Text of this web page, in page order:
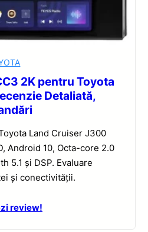
2K pentru Toyota
Detaliată,
Land Cruiser J300
Android 10, Octa-core 2.0
5.1 și DSP. Evaluare
și conectivității.
review!